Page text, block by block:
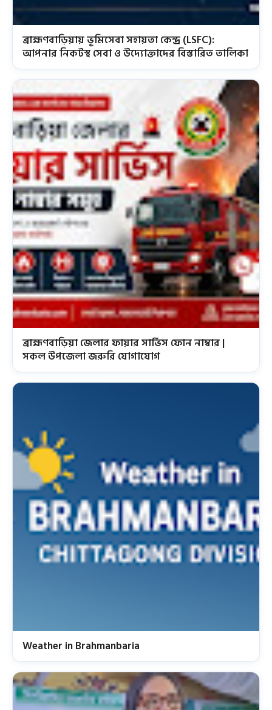
ব্রাহ্মণবাড়িয়ায় ভূমিসেবা সহায়তা কেন্দ্র (LSFC):
আপনার নিকটস্থ সেবা ও উদ্যোক্তাদের বিস্তারিত তালিকা
ব্রাহ্মণবাড়িয়া জেলার ফায়ার সার্ভিস ফোন নাম্বার |
সকল উপজেলা জরুরি যোগাযোগ
Weather in Brahmanbaria